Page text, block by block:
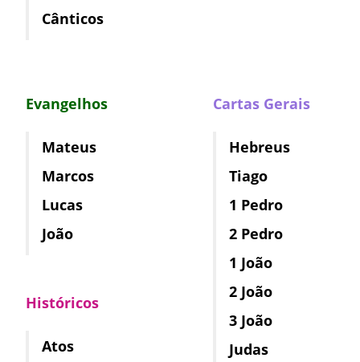
Cânticos
Evangelhos
Mateus
Marcos
Lucas
João
Históricos
Atos
Cartas Gerais
Hebreus
Tiago
1 Pedro
2 Pedro
1 João
2 João
3 João
Judas